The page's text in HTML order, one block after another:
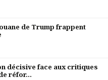
de Trump frappent
décisive face aux critiques
réfor...